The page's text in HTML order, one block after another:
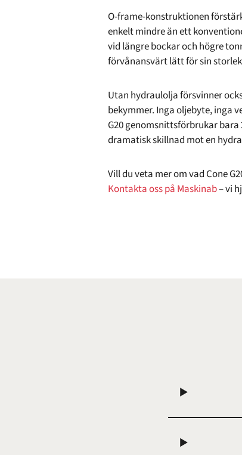
O-frame-konstruktionen
enkelt mindre än ett
vid längre bockar och högre
förvånansvärt lätt för sin
Utan hydraulolja försvinner
bekymmer. Inga oljebyte, inga
G20 genomsnittsförbrukar bara
dramatisk skillnad mot en
Vill du veta mer om vad Cone
Kontakta oss på Maskinab– vi